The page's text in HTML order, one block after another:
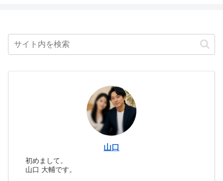
山口
初めまして。
山口 大輔です。